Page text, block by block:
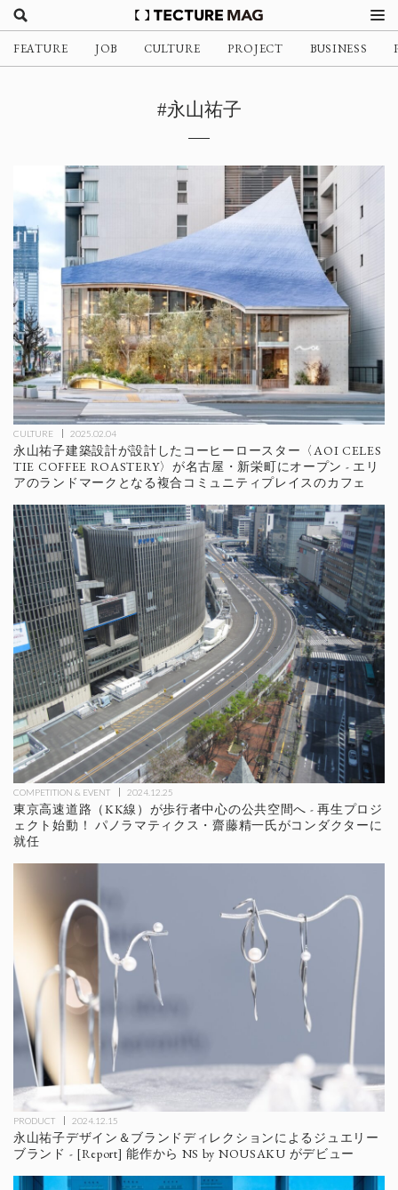
FEATURE JOB CULTURE PROJECT BUSINESS
#永山祐子
CULTURE 2025.02.04
永山祐子建築設計が設計したコーヒーロースター〈AOI CELES
TIE COFFEE ROASTERY〉が名古屋・新栄町にオープン - エリ
アのランドマークとなる複合コミュニティプレイスのカフェ
COMPETITION & EVENT 2024.12.25
東京高速道路（KK線）が歩行者中心の公共空間へ - 再生プロジ
ェクト始動！ パノラマティクス・齋藤精一氏がコンダクターに
就任
PRODUCT 2024.12.15
永山祐子デザイン＆ブランドディレクションによるジュエリー
ブランド - [Report] 能作から NS by NOUSAKU がデビュー